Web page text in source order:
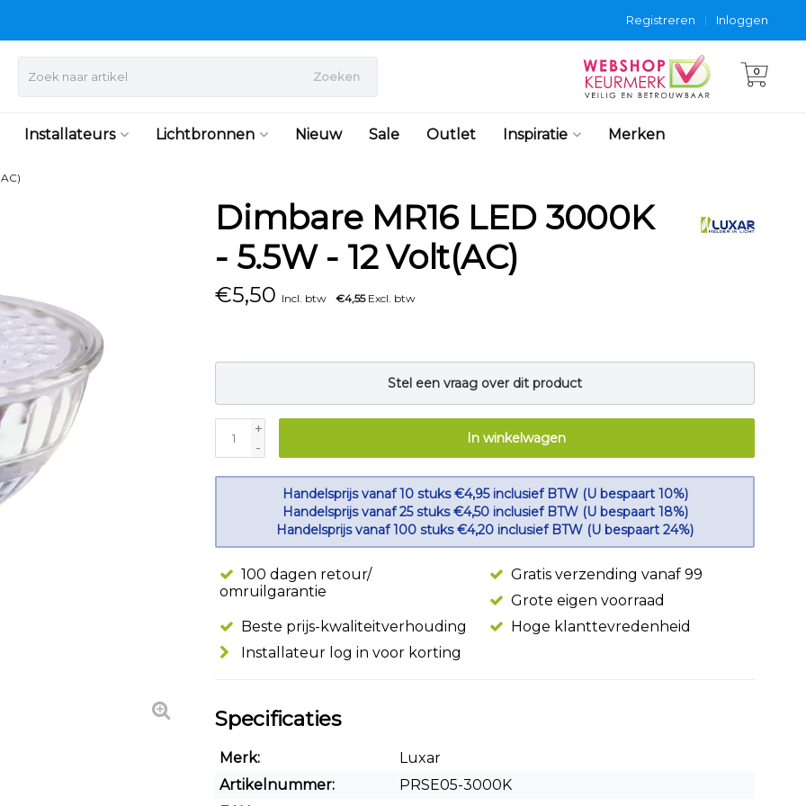
Inloggen
|
Registreren
Zoeken 0
Installateurs Lichtbronnen Nieuw Sale Outlet Inspiratie Merken
Dimbare MR16 LED 3000K
- 5.5W - 12 Volt(AC)
€5,50 Incl. btw €4,55Excl. btw
Stel een vraag over dit product
+
-
In winkelwagen
Handelsprijs vanaf 10 stuks €4,95 inclusief BTW (U bespaart 10%)
Handelsprijs vanaf 25 stuks €4,50 inclusief BTW (U bespaart 18%)
Handelsprijs vanaf 100 stuks €4,20 inclusief BTW (U bespaart 24%)
100 dagen retour/
omruilgarantie
Gratis verzending vanaf 99
Grote eigen voorraad
Beste prijs-kwaliteitverhouding
Hoge klanttevredenheid
Installateur log in voor korting
Specificaties
Merk:
Luxar
Artikelnummer:
PRSE05-3000K